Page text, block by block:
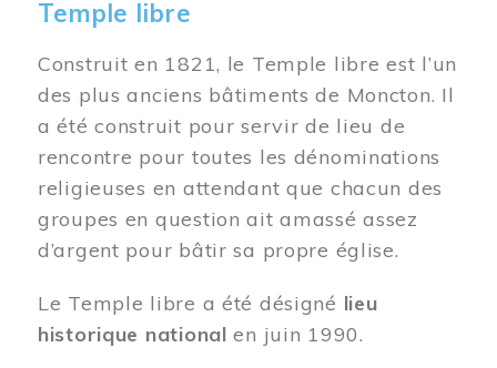
Temple libre
Construit en 1821, le Temple libre est l’un
des plus anciens bâtiments de Moncton. Il
a été construit pour servir de lieu de
rencontre pour toutes les dénominations
religieuses en attendant que chacun des
groupes en question ait amassé assez
d’argent pour bâtir sa propre église.
Le Temple libre a été désigné lieu
historique national en juin 1990.